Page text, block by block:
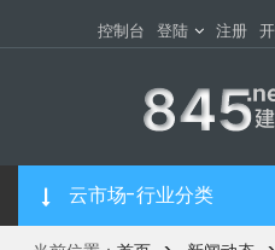
控制台 登陆 注册
云市场-行业分类